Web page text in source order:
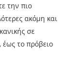
την πιο
ακόμη και
σε
έως το πρόβειο